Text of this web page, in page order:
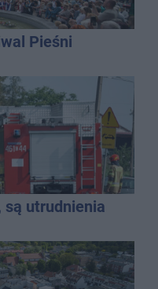
Pieśni
są utrudnienia